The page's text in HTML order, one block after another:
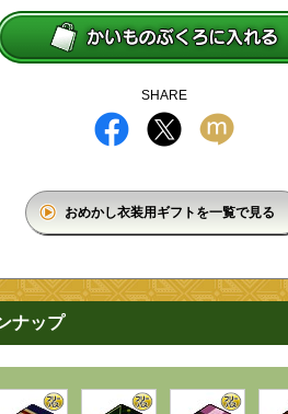
SHARE
おめかし衣装用ギフトを一覧で見る
ナップ